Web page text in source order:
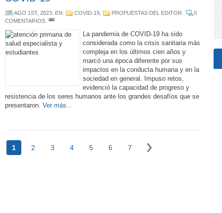
AGO 1ST, 2023 . EN: COVID-19 PROPUESTAS DEL EDITOR
0
COMENTARIOS
La pandemia de COVID-19 ha sido
considerada como la crisis sanitaria más
compleja en los últimos cien años y
marcó una época diferente por sus
impactos en la conducta humana y en la
sociedad en general. Impuso retos,
evidenció la capacidad de progreso y
resistencia de los seres humanos ante los grandes desafíos que se
presentaron. Ver más…
1 2 3 4 5 6 7